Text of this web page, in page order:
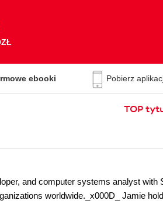
ebooki Pobierz
TOP
and computer systems analyst with
worldwide._x000D_ Jamie